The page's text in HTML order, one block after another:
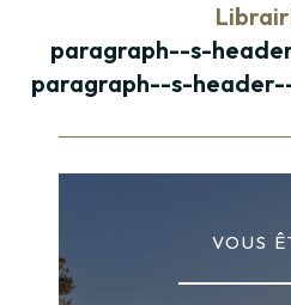
paragraph--s-
paragraph--s-
VOUS